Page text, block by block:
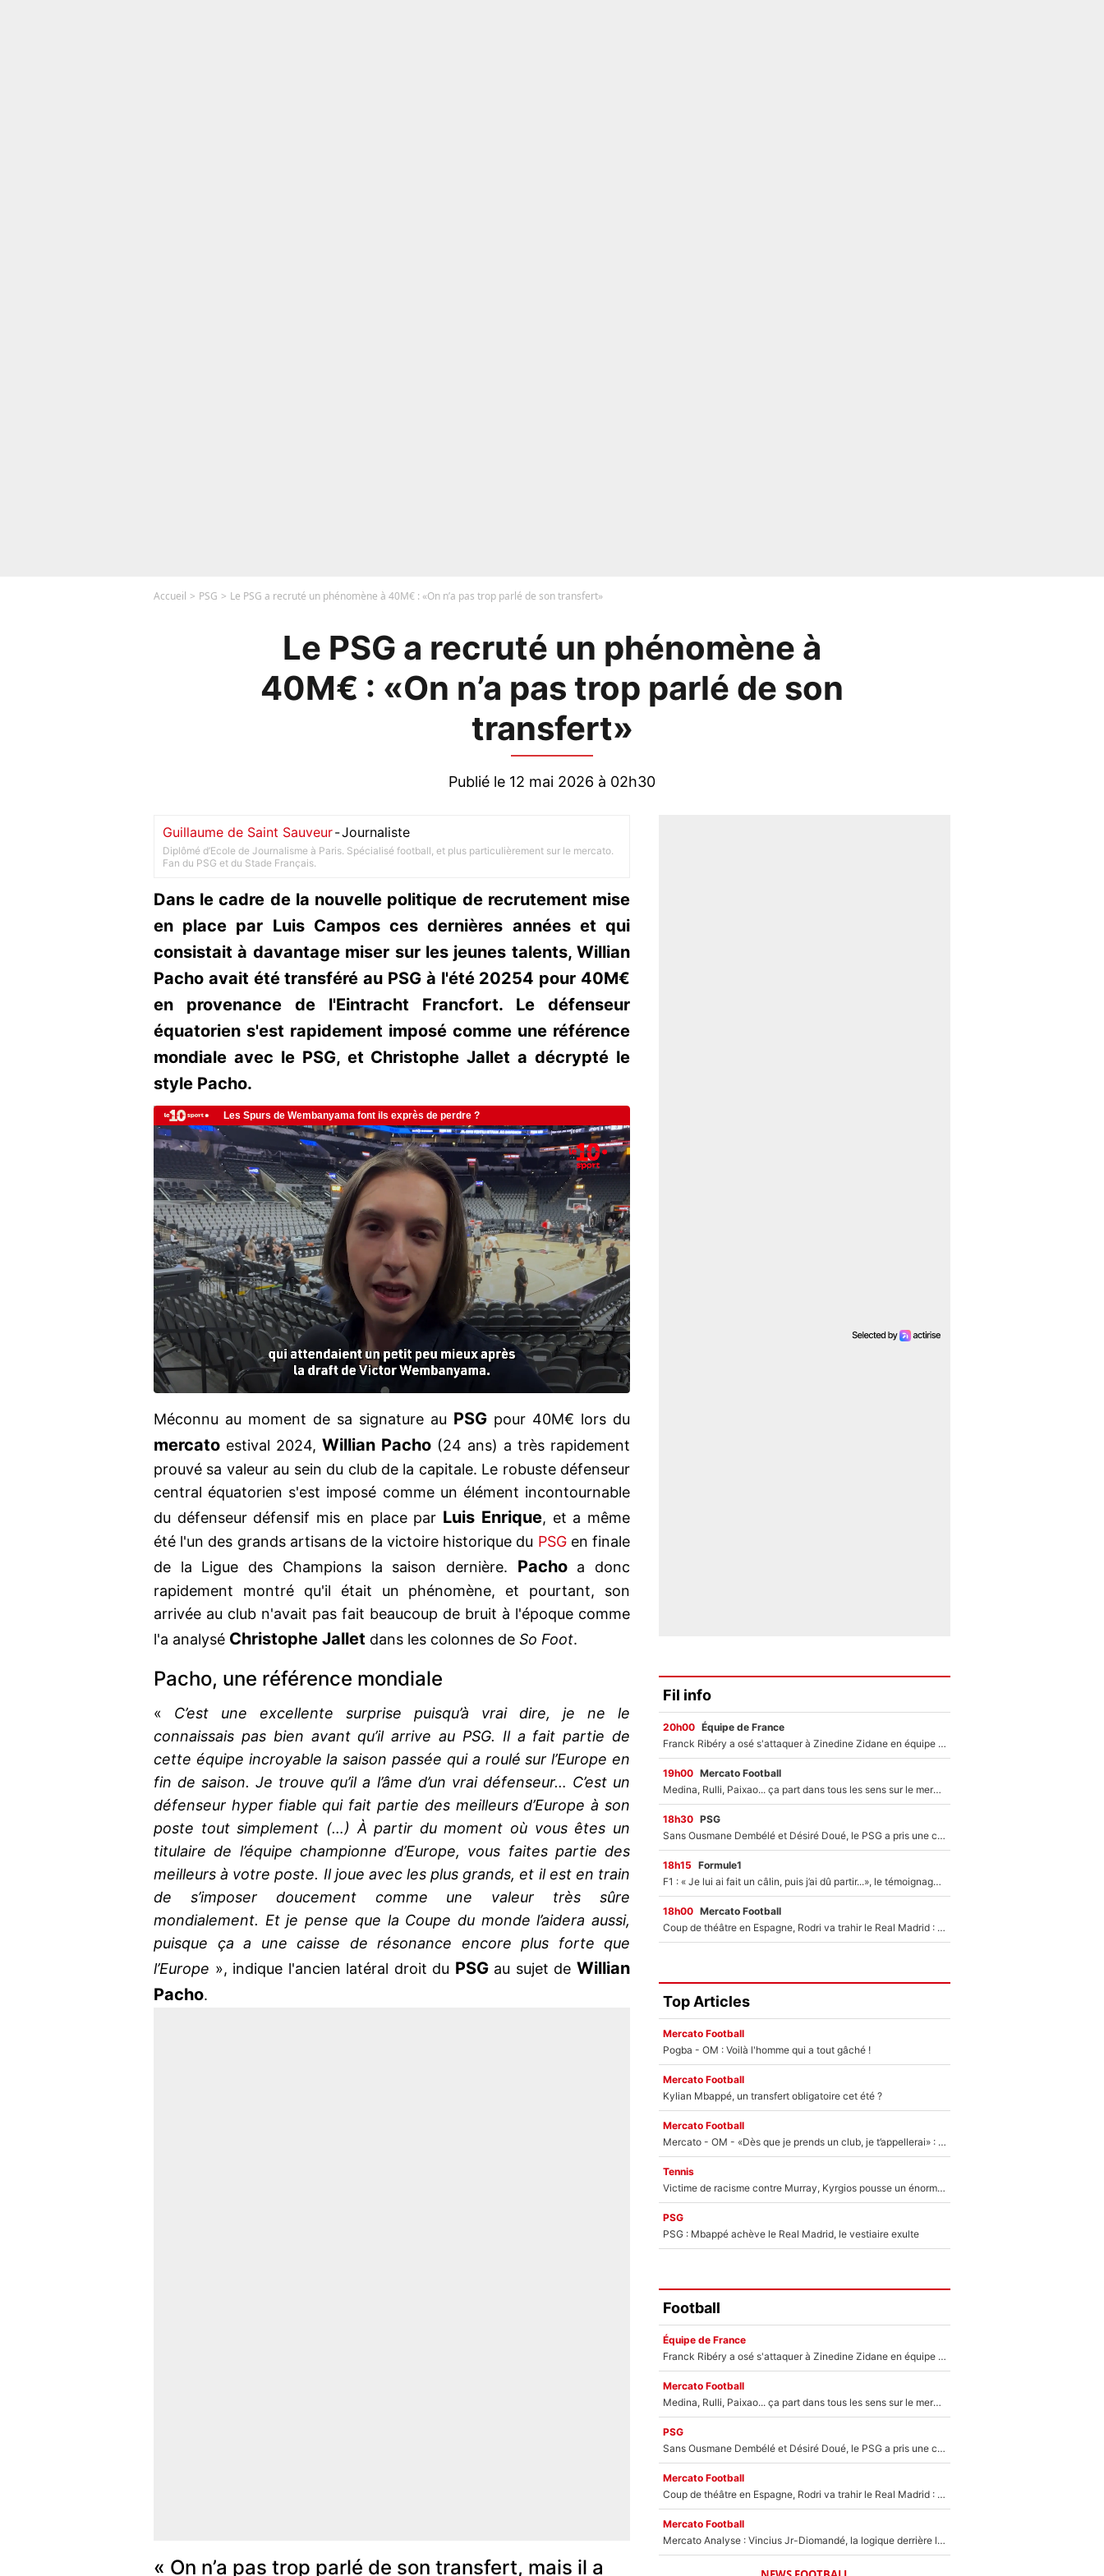
Accueil PSG Le PSG a recruté un phénomène à 40M€ : «On n’a pas trop parlé de son transfert»
Le PSG a recruté un phénomène à
40M€ : «On n’a pas trop parlé de son
transfert»
Publié le 12 mai 2026 à 02h30
Guillaume de Saint Sauveur-Journaliste
Diplômé d’Ecole de Journalisme à Paris. Spécialisé football, et plus particulièrement sur le mercato.
Fan du PSG et du Stade Français.
Dans le cadre de la nouvelle politique de recrutement mise
en place par Luis Campos ces dernières années et qui
consistait à davantage miser sur les jeunes talents, Willian
Pacho avait été transféré au PSG à l'été 20254 pour 40M€
en provenance de l'Eintracht Francfort. Le défenseur
équatorien s'est rapidement imposé comme une référence
mondiale avec le PSG, et Christophe Jallet a décrypté le
style Pacho.
Méconnu au moment de sa signature au PSG pour 40M€ lors du
mercato estival 2024, Willian Pacho (24 ans) a très rapidement
prouvé sa valeur au sein du club de la capitale. Le robuste défenseur
central équatorien s'est imposé comme un élément incontournable
du défenseur défensif mis en place par Luis Enrique, et a même
été l'un des grands artisans de la victoire historique du PSGen finale
de la Ligue des Champions la saison dernière. Pachoa donc
rapidement montré qu'il était un phénomène, et pourtant, son
arrivée au club n'avait pas fait beaucoup de bruit à l'époque comme
l'a analysé Christophe Jallet dans les colonnes de So Foot.
Pacho, une référence mondiale
« C’est une excellente surprise puisqu’à vrai dire, je ne le
connaissais pas bien avant qu’il arrive au PSG. Il a fait partie de
cette équipe incroyable la saison passée qui a roulé sur l’Europe en
fin de saison. Je trouve qu’il a l’âme d’un vrai défenseur… C’est un
défenseur hyper fiable qui fait partie des meilleurs d’Europe à son
poste tout simplement (…) À partir du moment où vous êtes un
titulaire de l’équipe championne d’Europe, vous faites partie des
meilleurs à votre poste. Il joue avec les plus grands, et il est en train
de s’imposer doucement comme une valeur très sûre
mondialement. Et je pense que la Coupe du monde l’aidera aussi,
puisque ça a une caisse de résonance encore plus forte que
l’Europe », indique l'ancien latéral droit du PSGau sujet deWillian
Pacho.
« On n’a pas trop parlé de son transfert, mais il a
Fil info
20h00 Équipe de France
Franck Ribéry a osé s'attaquer à Zinedine Zidane en équipe de France : «Je n'aurais jamais fait ça»
19h00 Mercato Football
Medina, Rulli, Paixao... ça part dans tous les sens sur le mercato de l'OM : Frank McCourt va enfin récupérer l'argent qu'il attend ?
18h30 PSG
Sans Ousmane Dembélé et Désiré Doué, le PSG a pris une correction face à Majorque : Luis Enrique attend avec impatience des renforts !
18h15 Formule1
F1 : « Je lui ai fait un câlin, puis j’ai dû partir...», le témoignage émouvant de Max Verstappen sur sa fille
18h00 Mercato Football
Coup de théâtre en Espagne, Rodri va trahir le Real Madrid : Le Ballon d'Or a choisi de signer au FC Barcelone !
Top Articles
Mercato Football
Pogba - OM : Voilà l'homme qui a tout gâché !
Mercato Football
Kylian Mbappé, un transfert obligatoire cet été ?
Mercato Football
Mercato - OM - «Dès que je prends un club, je t’appellerai» : La promesse de Marcelino au moment de claquer la porte
Tennis
Victime de racisme contre Murray, Kyrgios pousse un énorme coup de gueule !
PSG
PSG : Mbappé achève le Real Madrid, le vestiaire exulte
Football
Équipe de France
Franck Ribéry a osé s'attaquer à Zinedine Zidane en équipe de France : «Je n'aurais jamais fait ça»
Mercato Football
Medina, Rulli, Paixao... ça part dans tous les sens sur le mercato de l'OM : Frank McCourt va enfin récupérer l'argent qu'il attend ?
PSG
Sans Ousmane Dembélé et Désiré Doué, le PSG a pris une correction face à Majorque : Luis Enrique attend avec impatience des renforts !
Mercato Football
Coup de théâtre en Espagne, Rodri va trahir le Real Madrid : Le Ballon d'Or a choisi de signer au FC Barcelone !
Mercato Football
Mercato Analyse : Vincius Jr-Diomandé, la logique derrière la concordance des temps